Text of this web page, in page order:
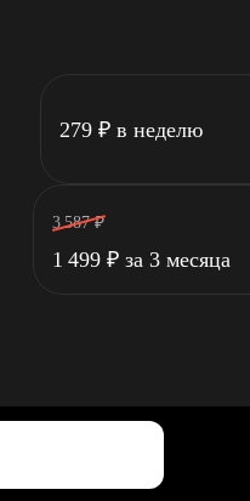
279 ₽ в неделю
3 587 ₽
1 499 ₽ за 3 месяца